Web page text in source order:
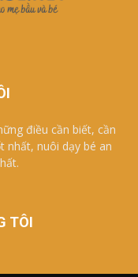
điều cần biết, cần
nhất, nuôi dạy bé an
TÔI